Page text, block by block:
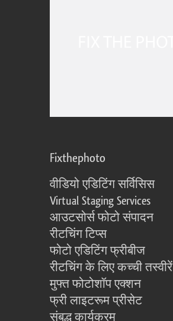
Fixthephoto
वीडियो एडिटिंग सर्विसिस
Virtual Staging Services
आउटसोर्स फोटो संपादन
रीटचिंग टिप्स
फोटो एडिटिंग फ्रीबीज
रीटचिंग के लिए कच्ची तस्वीरें
मुफ्त फोटोशॉप एक्शन
फ्री लाइटरूम प्रीसेट
संबद्ध कार्यक्रम